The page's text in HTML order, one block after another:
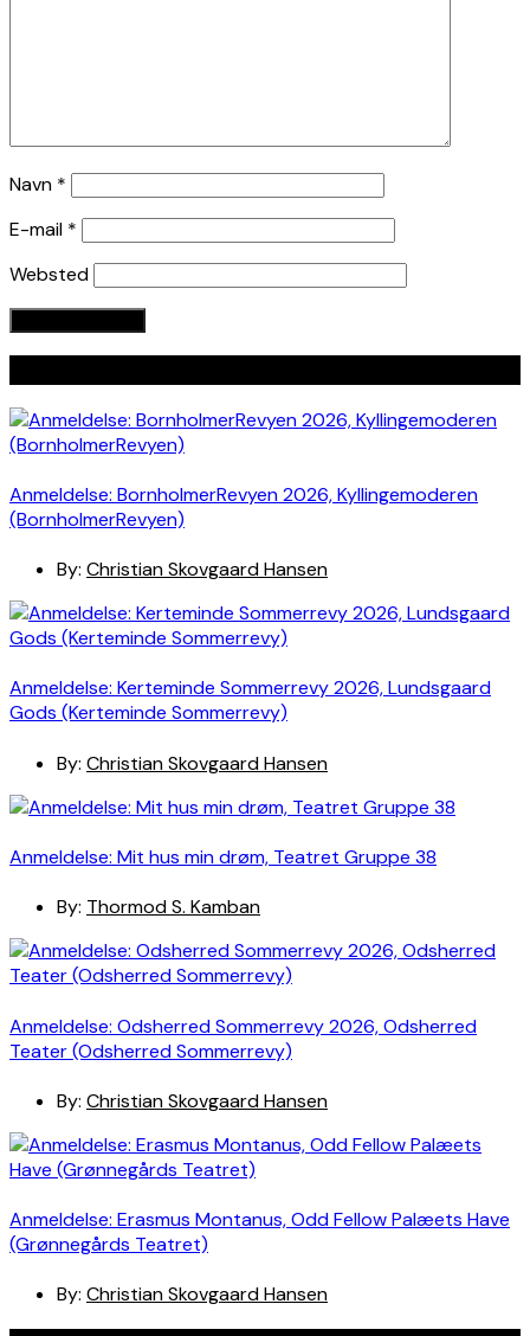
Navn *
E-mail *
Websted
Anmeldelse: BornholmerRevyen 2026, Kyllingemoderen
(BornholmerRevyen)
By: Christian Skovgaard Hansen
Anmeldelse: Kerteminde Sommerrevy 2026, Lundsgaard
Gods (Kerteminde Sommerrevy)
By: Christian Skovgaard Hansen
Anmeldelse: Mit hus min drøm, Teatret Gruppe 38
By: Thormod S. Kamban
Anmeldelse: Odsherred Sommerrevy 2026, Odsherred
Teater (Odsherred Sommerrevy)
By: Christian Skovgaard Hansen
Anmeldelse: Erasmus Montanus, Odd Fellow Palæets Have
(Grønnegårds Teatret)
By: Christian Skovgaard Hansen